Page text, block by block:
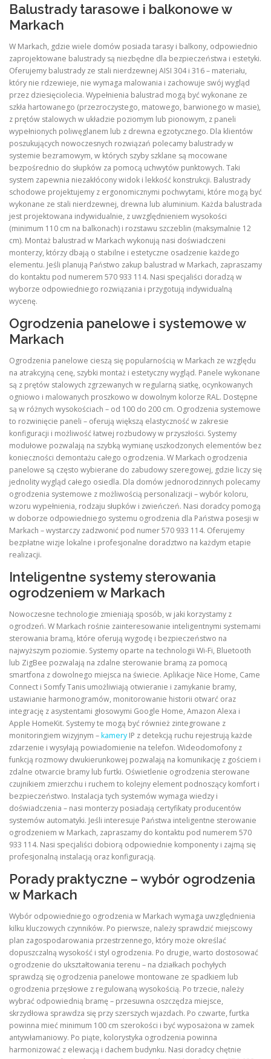
Balustrady tarasowe i balkonowe w
Markach
W Markach, gdzie wiele domów posiada tarasy i balkony, odpowiednio
zaprojektowane balustrady są niezbędne dla bezpieczeństwa i estetyki.
Oferujemy balustrady ze stali nierdzewnej AISI 304 i 316 – materiału,
który nie rdzewieje, nie wymaga malowania i zachowuje swój wygląd
przez dziesięciolecia. Wypełnienia balustrad mogą być wykonane ze
szkła hartowanego (przezroczystego, matowego, barwionego w masie),
z prętów stalowych w układzie poziomym lub pionowym, z paneli
wypełnionych poliwęglanem lub z drewna egzotycznego. Dla klientów
poszukujących nowoczesnych rozwiązań polecamy balustrady w
systemie bezramowym, w których szyby szklane są mocowane
bezpośrednio do słupków za pomocą uchwytów punktowych. Taki
system zapewnia niezakłócony widok i lekkość konstrukcji. Balustrady
schodowe projektujemy z ergonomicznymi pochwytami, które mogą być
wykonane ze stali nierdzewnej, drewna lub aluminium. Każda balustrada
jest projektowana indywidualnie, z uwzględnieniem wysokości
(minimum 110 cm na balkonach) i rozstawu szczeblin (maksymalnie 12
cm). Montaż balustrad w Markach wykonują nasi doświadczeni
monterzy, którzy dbają o stabilne i estetyczne osadzenie każdego
elementu. Jeśli planują Państwo zakup balustrad w Markach, zapraszamy
do kontaktu pod numerem 570 933 114. Nasi specjaliści doradzą w
wyborze odpowiedniego rozwiązania i przygotują indywidualną
wycenę.
Ogrodzenia panelowe i systemowe w
Markach
Ogrodzenia panelowe cieszą się popularnością w Markach ze względu
na atrakcyjną cenę, szybki montaż i estetyczny wygląd. Panele wykonane
są z prętów stalowych zgrzewanych w regularną siatkę, ocynkowanych
ogniowo i malowanych proszkowo w dowolnym kolorze RAL. Dostępne
są w różnych wysokościach – od 100 do 200 cm. Ogrodzenia systemowe
to rozwinięcie paneli – oferują większą elastyczność w zakresie
konfiguracji i możliwość łatwej rozbudowy w przyszłości. Systemy
modułowe pozwalają na szybką wymianę uszkodzonych elementów bez
konieczności demontażu całego ogrodzenia. W Markach ogrodzenia
panelowe są często wybierane do zabudowy szeregowej, gdzie liczy się
jednolity wygląd całego osiedla. Dla domów jednorodzinnych polecamy
ogrodzenia systemowe z możliwością personalizacji – wybór koloru,
wzoru wypełnienia, rodzaju słupków i zwieńczeń. Nasi doradcy pomogą
w doborze odpowiedniego systemu ogrodzenia dla Państwa posesji w
Markach – wystarczy zadzwonić pod numer 570 933 114. Oferujemy
bezpłatne wizje lokalne i profesjonalne doradztwo na każdym etapie
realizacji.
Inteligentne systemy sterowania
ogrodzeniem w Markach
Nowoczesne technologie zmieniają sposób, w jaki korzystamy z
ogrodzeń. W Markach rośnie zainteresowanie inteligentnymi systemami
sterowania bramą, które oferują wygodę i bezpieczeństwo na
najwyższym poziomie. Systemy oparte na technologii Wi-Fi, Bluetooth
lub ZigBee pozwalają na zdalne sterowanie bramą za pomocą
smartfona z dowolnego miejsca na świecie. Aplikacje Nice Home, Came
Connect i Somfy Tanis umożliwiają otwieranie i zamykanie bramy,
ustawianie harmonogramów, monitorowanie historii otwarć oraz
integrację z asystentami głosowymi Google Home, Amazon Alexa i
Apple HomeKit. Systemy te mogą być również zintegrowane z
monitoringiem wizyjnym –kamery IP z detekcją ruchu rejestrują każde
zdarzenie i wysyłają powiadomienie na telefon. Wideodomofony z
funkcją rozmowy dwukierunkowej pozwalają na komunikację z gościem i
zdalne otwarcie bramy lub furtki. Oświetlenie ogrodzenia sterowane
czujnikiem zmierzchu i ruchem to kolejny element podnoszący komfort i
bezpieczeństwo. Instalacja tych systemów wymaga wiedzy i
doświadczenia – nasi monterzy posiadają certyfikaty producentów
systemów automatyki. Jeśli interesuje Państwa inteligentne sterowanie
ogrodzeniem w Markach, zapraszamy do kontaktu pod numerem 570
933 114. Nasi specjaliści dobiorą odpowiednie komponenty i zajmą się
profesjonalną instalacją oraz konfiguracją.
Porady praktyczne – wybór ogrodzenia
w Markach
Wybór odpowiedniego ogrodzenia w Markach wymaga uwzględnienia
kilku kluczowych czynników. Po pierwsze, należy sprawdzić miejscowy
plan zagospodarowania przestrzennego, który może określać
dopuszczalną wysokość i styl ogrodzenia. Po drugie, warto dostosować
ogrodzenie do ukształtowania terenu – na działkach pochyłych
sprawdzą się ogrodzenia panelowe montowane ze spadkiem lub
ogrodzenia przęsłowe z regulowaną wysokością. Po trzecie, należy
wybrać odpowiednią bramę – przesuwna oszczędza miejsce,
skrzydłowa sprawdza się przy szerszych wjazdach. Po czwarte, furtka
powinna mieć minimum 100 cm szerokości i być wyposażona w zamek
antywłamaniowy. Po piąte, kolorystyka ogrodzenia powinna
harmonizować z elewacją i dachem budynku. Nasi doradcy chętnie